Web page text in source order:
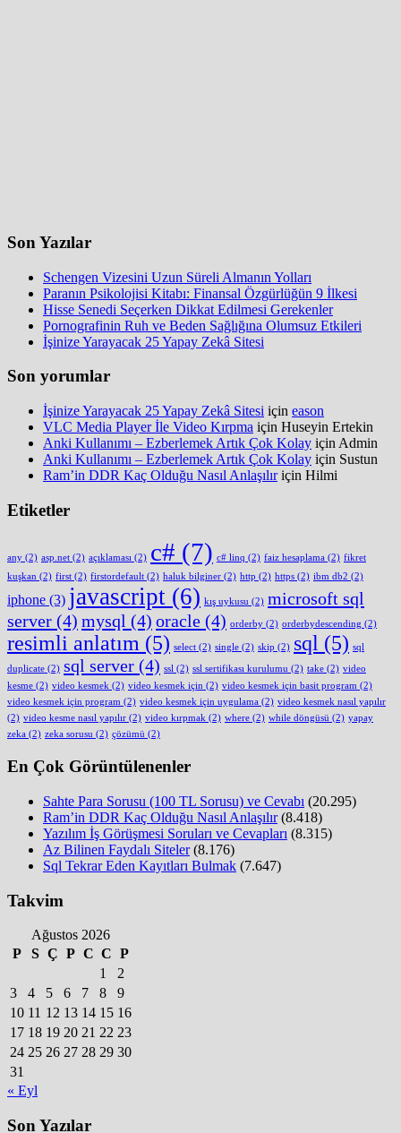
Son Yazılar
Schengen Vizesini Uzun Süreli Almanın Yolları
Paranın Psikolojisi Kitabı: Finansal Özgürlüğün 9 İlkesi
Hisse Senedi Seçerken Dikkat Edilmesi Gerekenler
Pornografinin Ruh ve Beden Sağlığına Olumsuz Etkileri
İşinize Yarayacak 25 Yapay Zekâ Sitesi
Son yorumlar
İşinize Yarayacak 25 Yapay Zekâ Sitesi için eason
VLC Media Player İle Video Kırpma için Huseyin Ertekin
Anki Kullanımı – Ezberlemek Artık Çok Kolay için Admin
Anki Kullanımı – Ezberlemek Artık Çok Kolay için Sustun
Ram’in DDR Kaç Olduğu Nasıl Anlaşılıriçin Hilmi
Etiketler
any (2) asp.net (2) açıklaması (2) c# (7) c# linq (2) faiz hesaplama (2) fikret
kuşkan (2) first (2) firstordefault (2) haluk bilginer (2) http (2) https (2) ibm db2 (2)
iphone (3) javascript (6) kış uykusu (2) microsoft sql
server (4) mysql (4) oracle (4) orderby (2) orderbydescending (2)
resimli anlatım (5) select (2) single (2) skip (2) sql (5) sql
duplicate (2) sql server (4) ssl (2) ssl sertifikası kurulumu (2) take (2) video
kesme (2) video kesmek (2) video kesmek için (2) video kesmek için basit program (2)
video kesmek için program (2) video kesmek için uygulama (2) video kesmek nasıl yapılır
(2) video kesme nasıl yapılır (2) video kırpmak (2) where (2) while döngüsü (2) yapay
zeka (2) zeka sorusu (2) çözümü (2)
En Çok Görüntülenenler
Sahte Para Sorusu (100 TL Sorusu) ve Cevabı (20.295)
Ram’in DDR Kaç Olduğu Nasıl Anlaşılır (8.418)
Yazılım İş Görüşmesi Soruları ve Cevapları (8.315)
Az Bilinen Faydalı Siteler (8.176)
Sql Tekrar Eden Kayıtları Bulmak (7.647)
Takvim
Ağustos 2026
P
S Ç P C C P
1
2
3
4 5 6 7 8
9
10 11 12 13 14 15 16
17 18 19 20 21 22 23
24 25 26 27 28 29 30
31
« Eyl
Son Yazılar